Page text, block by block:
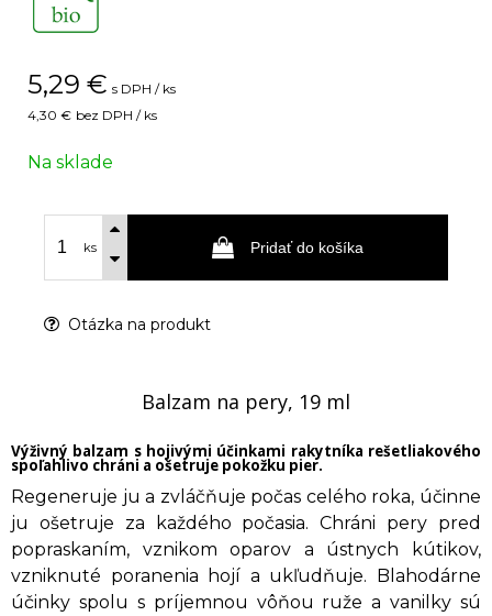
5,29 € s DPH / ks
4,30 € bez DPH / ks
Na sklade
ks Pridať do košíka
Otázka na produkt
Balzam na pery, 19 ml
Výživný balzam s hojivými účinkami rakytníka rešetliakového
spoľahlivo chráni a ošetruje pokožku pier.
Regeneruje ju a zvláčňuje počas celého roka, účinne
ju ošetruje za každého počasia. Chráni pery pred
popraskaním, vznikom oparov a ústnych kútikov,
vzniknuté poranenia hojí a ukľudňuje. Blahodárne
účinky spolu s príjemnou vôňou ruže a vanilky sú